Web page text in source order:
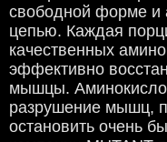
свободной форме и
цепью. Каждая
качественных
эффективно
мышцы.
разрушение мышц,
остановить очень